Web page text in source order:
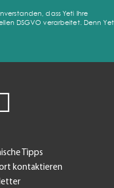
dass Yeti Ihre
DSGVO verarbeitet. Denn
Tipps
kontaktieren